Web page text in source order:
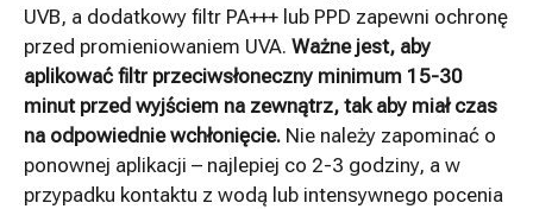
UVB, a dodatkowy filtr PA+++ lub PPD zapewni ochronę
przed promieniowaniem UVA. Ważne jest, aby
aplikować filtr przeciwsłoneczny minimum 15-30
minut przed wyjściem na zewnątrz, tak aby miał czas
na odpowiednie wchłonięcie. Nie należy zapominać o
ponownej aplikacji – najlepiej co 2-3 godziny, a w
przypadku kontaktu z wodą lub intensywnego pocenia